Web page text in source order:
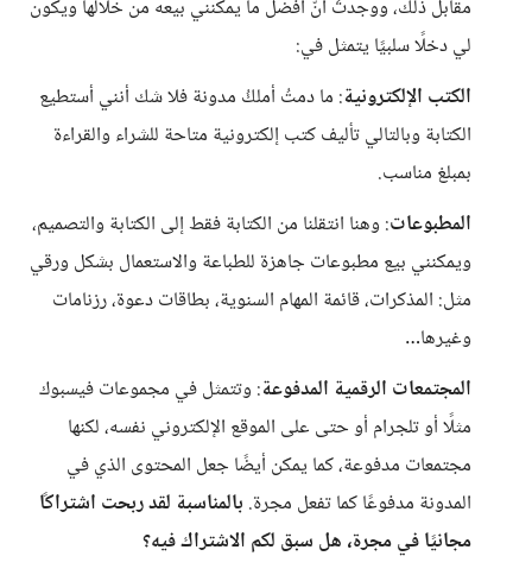
مقابل ذلك، ووجدتُ أنّ أفضل ما يمكنني بيعه من خلالها ويكون
لي دخلًا سلبيًا يتمثل في:
الكتب الإلكترونية: ما دمتُ أملكُ مدونة فلا شك أنني أستطيع
الكتابة وبالتالي تأليف كتب إلكترونية متاحة للشراء والقراءة
بمبلغ مناسب.
المطبوعات: وهنا انتقلنا من الكتابة فقط إلى الكتابة والتصميم،
ويمكنني بيع مطبوعات جاهزة للطباعة والاستعمال بشكل ورقي
مثل: المذكرات، قائمة المهام السنوية، بطاقات دعوة، رزنامات
وغيرها…
المجتمعات الرقمية المدفوعة: وتتمثل في مجموعات فيسبوك
مثلًا أو تلجرام أو حتى على الموقع الإلكتروني نفسه، لكنها
مجتمعات مدفوعة، كما يمكن أيضًا جعل المحتوى الذي في
المدونة مدفوعًا كما تفعل مجرة. بالمناسبة لقد ربحت اشتراكًا
مجانيًا في مجرة، هل سبق لكم الاشتراك فيه؟